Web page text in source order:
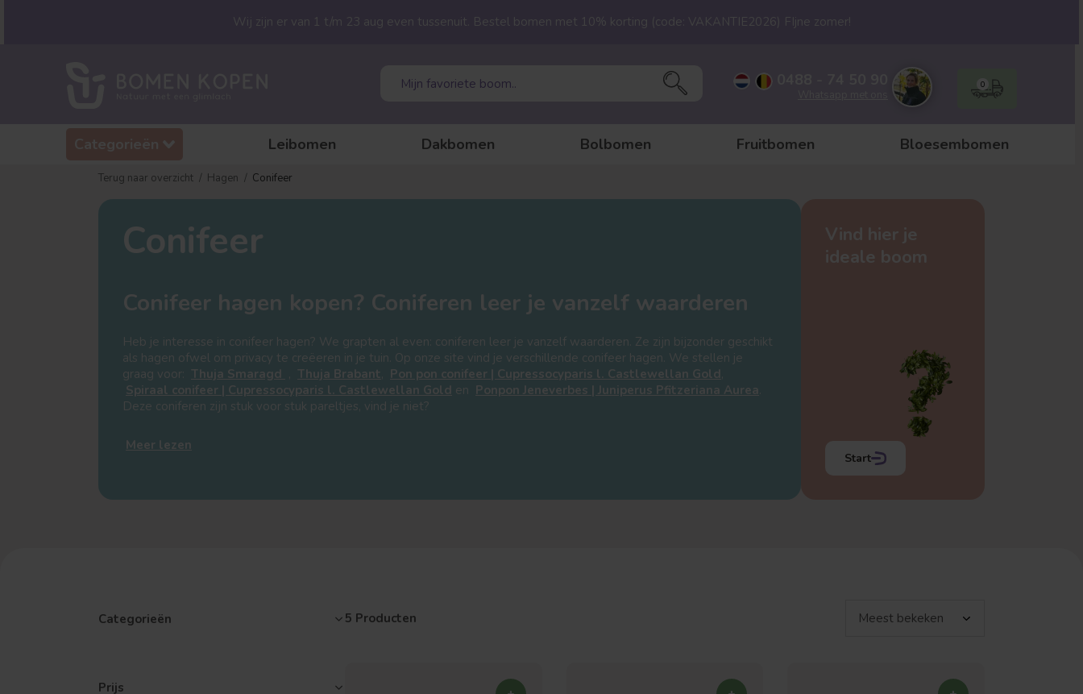
Leibomen Dakbomen Bolbomen Fruitbomen Bloesembomen
0
Wij zijn er van 1 t/m 23 aug even tussenuit. Bestel bomen met 10% korting (code: VAKANTIE2026) FIjne zomer!
Terug naar overzicht Hagen Conifeer
Conifeer
Conifeer hagen kopen? Coniferen leer je vanzelf waarderen
Heb je interesse in conifeer hagen? We grapten al even: coniferen leer je vanzelf waarderen. Ze zijn bijzonder geschikt
als hagen ofwel om privacy te creëeren in je tuin. Op onze site vind je verschillende conifeer hagen. We stellen je
graag voor:
Thuja Smaragd , Thuja Brabant, Pon pon conifeer | Cupressocyparis l. Castlewellan Gold,
Spiraal conifeer | Cupressocyparis l. Castlewellan Gold en Ponpon Jeneverbes | Juniperus Pfitzeriana Aurea
Deze coniferen zijn stuk voor stuk pareltjes, vind je niet?
Meer lezen
Start
Categorieën
Prijs
5 Producten